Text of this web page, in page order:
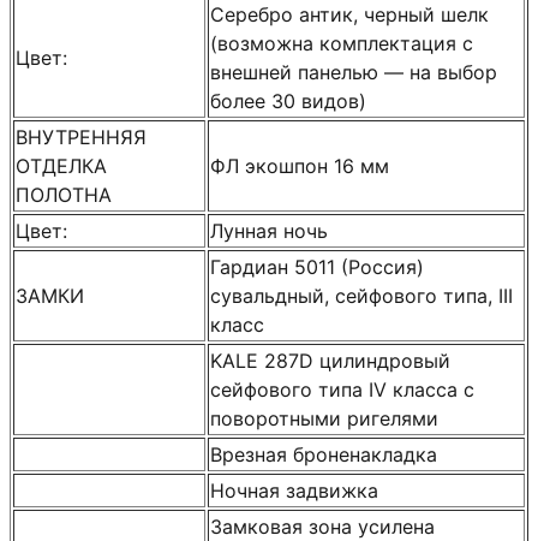
Цвет:
Серебро антик, черный шелк
(возможна комплектация с
внешней панелью — на выбор
более 30 видов)
ВНУТРЕННЯЯ
ОТДЕЛКА
ПОЛОТНА
ФЛ экошпон 16 мм
Цвет: Лунная ночь
ЗАМКИ
Гардиан 5011 (Россия)
сувальдный, сейфового типа, III
класс
KALE 287D цилиндровый
сейфового типа IV класса с
поворотными ригелями
Врезная броненакладка
Ночная задвижка
Замковая зона усилена